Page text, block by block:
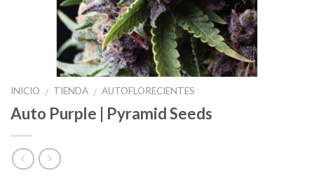
INICIO / TIENDA / AUTOFLORECIENTES
Auto Purple | Pyramid Seeds